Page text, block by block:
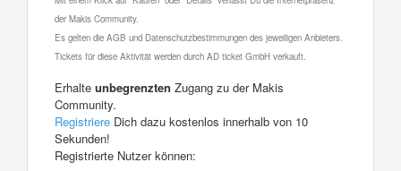
der Makis Community.
Es gelten die AGB und Datenschutzbestimmungen des jeweiligen Anbieters.
Tickets für diese Aktivität werden durch AD ticket GmbH verkauft.
Erhalte unbegrenzten Zugang zu der Makis
Community.
Registriere Dich dazu kostenlos innerhalb von 10
Sekunden!
Registrierte Nutzer können: